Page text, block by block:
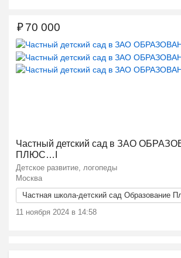
Ещё 2 фото
Частный детский сад в ЗАО
ПЛЮС…I
Детское развитие, логопеды
Москва
Частная школа-детский сад Образование
11 ноября 2024 в 14:58
₽70 000